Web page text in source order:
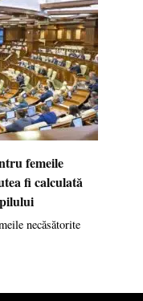
femeile
fi calculată
necăsătorite